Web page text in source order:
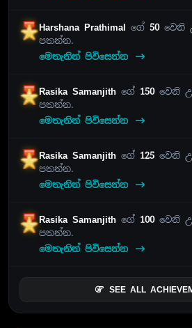
Harshana Prathimal ගේ 50වෙනි
පතන්න.
මෙතැනින් පිවිසෙන්න
Rasika Samanjithගේ 150වෙනි
පතන්න.
මෙතැනින් පිවිසෙන්න
Rasika Samanjithගේ 125 වෙනි
පතන්න.
මෙතැනින් පිවිසෙන්න
Rasika Samanjithගේ 100වෙනි
පතන්න.
මෙතැනින් පිවිසෙන්න
SEE ALL